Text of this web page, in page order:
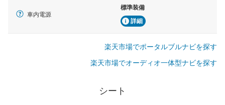
車内電源
標準装備
詳細
楽天市場でポータルブルナビを探す
楽天市場でオーディオ一体型ナビを探す
シート